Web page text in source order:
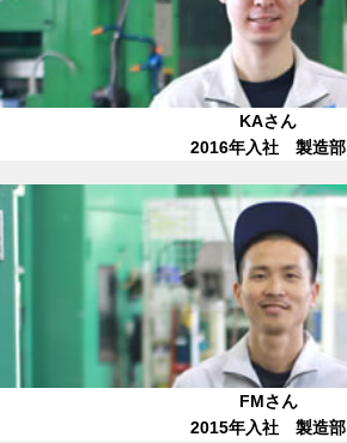
KAさん
2016年入社 製造部
FMさん
2015年入社 製造部